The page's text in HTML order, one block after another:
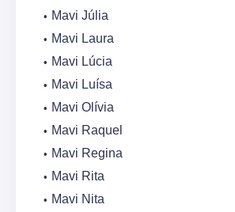
Mavi Júlia
Mavi Laura
Mavi Lúcia
Mavi Luísa
Mavi Olívia
Mavi Raquel
Mavi Regina
Mavi Rita
Mavi Nita